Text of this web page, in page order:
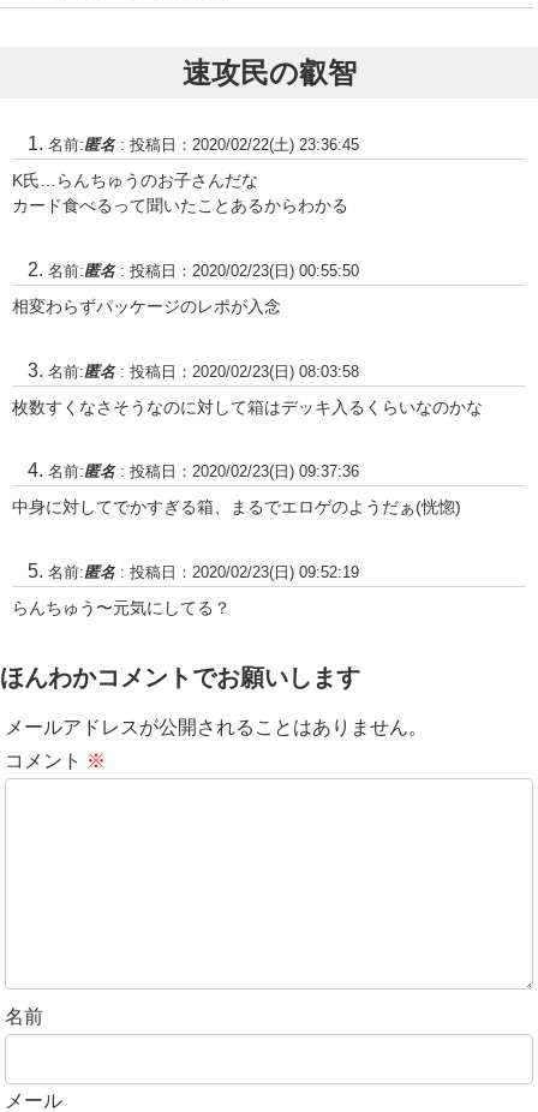
のでご紹介いたします。Anyone got
ード！ほか
速攻民の叡智
名前:匿名 : 投稿日：2020/02/22(土) 23:36:45
K氏…らんちゅうのお子さんだな
カード食べるって聞いたことあるからわかる
名前:匿名 : 投稿日：2020/02/23(日) 00:55:50
相変わらずパッケージのレポが入念
名前:匿名 : 投稿日：2020/02/23(日) 08:03:58
枚数すくなさそうなのに対して箱はデッキ入るくらいなのかな
名前:匿名 : 投稿日：2020/02/23(日) 09:37:36
中身に対してでかすぎる箱、まるでエロゲのようだぁ(恍惚)
名前:匿名 : 投稿日：2020/02/23(日) 09:52:19
らんちゅう〜元気にしてる？
ほんわかコメントでお願いします
メールアドレスが公開されることはありません。
コメント ※
名前
メール